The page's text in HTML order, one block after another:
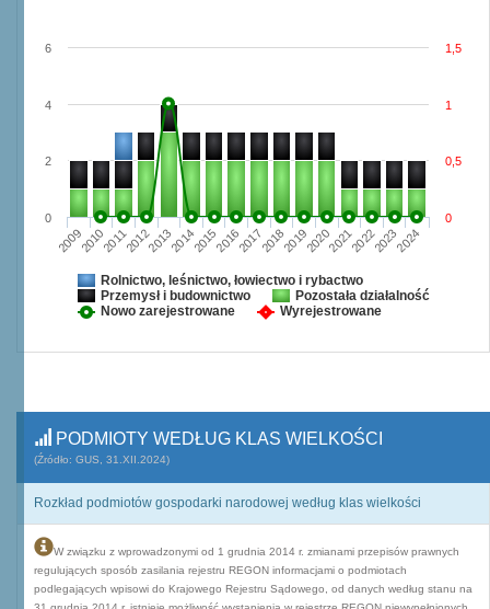
2009201020112012201320142015201620172018201920202021202220232024
0
2
4
6
0
0,5
1
1,5
Rolnictwo, leśnictwo, łowiectwo i rybactwo
Przemysł i budownictwo
Pozostała działalność
Nowo zarejestrowane
Wyrejestrowane
PODMIOTY WEDŁUG KLAS WIELKOŚCI
(Źródło: GUS, 31.XII.2024)
Rozkład podmiotów gospodarki narodowej według klas wielkości
W związku z wprowadzonymi od 1 grudnia 2014 r. zmianami przepisów prawnych
regulujących sposób zasilania rejestru REGON informacjami o podmiotach
podlegających wpisowi do Krajowego Rejestru Sądowego, od danych według stanu na